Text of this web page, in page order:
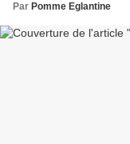
Par Pomme Eglantine